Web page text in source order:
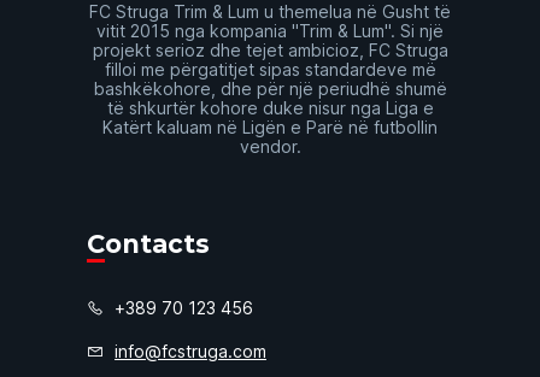
FC Struga Trim & Lum u themelua në Gusht të
vitit 2015 nga kompania "Trim & Lum". Si një
projekt serioz dhe tejet ambicioz, FC Struga
filloi me përgatitjet sipas standardeve më
bashkëkohore, dhe për një periudhë shumë
të shkurtër kohore duke nisur nga Liga e
Katërt kaluam në Ligën e Parë në futbollin
vendor.
Contacts
+389 70 123 456
info@fcstruga.com